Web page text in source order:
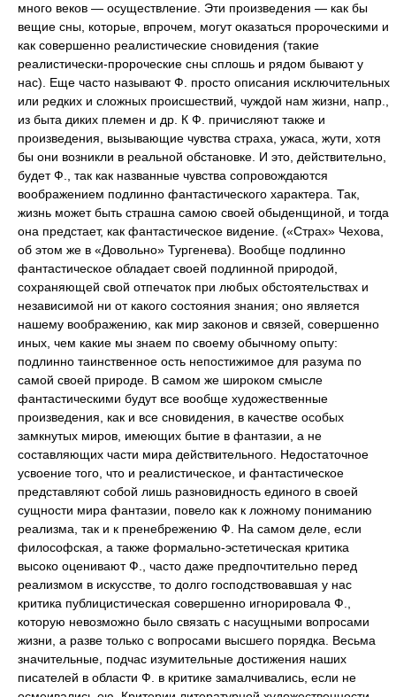
много веков — осуществление. Эти произведения — как бы
вещие сны, которые, впрочем, могут оказаться пророческими и
как совершенно реалистические сновидения (такие
реалистически-пророческие сны сплошь и рядом бывают у
нас). Еще часто называют Ф. просто описания исключительных
или редких и сложных происшествий, чуждой нам жизни, напр.,
из быта диких племен и др. К Ф. причисляют также и
произведения, вызывающие чувства страха, ужаса, жути, хотя
бы они возникли в реальной обстановке. И это, действительно,
будет Ф., так как названные чувства сопровождаются
воображением подлинно фантастического характера. Так,
жизнь может быть страшна самою своей обыденщиной, и тогда
она предстает, как фантастическое видение. («Страх» Чехова,
об этом же в «Довольно» Тургенева). Вообще подлинно
фантастическое обладает своей подлинной природой,
сохраняющей свой отпечаток при любых обстоятельствах и
независимой ни от какого состояния знания; оно является
нашему воображению, как мир законов и связей, совершенно
иных, чем какие мы знаем по своему обычному опыту:
подлинно таинственное ость непостижимое для разума по
самой своей природе. В самом же широком смысле
фантастическими будут все вообще художественные
произведения, как и все сновидения, в качестве особых
замкнутых миров, имеющих бытие в фантазии, а не
составляющих части мира действительного. Недостаточное
усвоение того, что и реалистическое, и фантастическое
представляют собой лишь разновидность единого в своей
сущности мира фантазии, повело как к ложному пониманию
реализма, так и к пренебрежению Ф. На самом деле, если
философская, а также формально-эстетическая критика
высоко оценивают Ф., часто даже предпочтительно перед
реализмом в искусстве, то долго господствовавшая у нас
критика публицистическая совершенно игнорировала Ф.,
которую невозможно было связать с насущными вопросами
жизни, а разве только с вопросами высшего порядка. Весьма
значительные, подчас изумительные достижения наших
писателей в области Ф. в критике замалчивались, если не